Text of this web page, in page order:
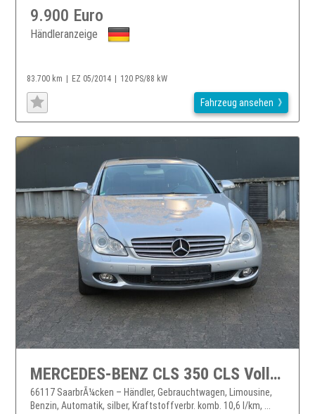
9.900 Euro
Händleranzeige
83.700 km EZ 05/2014 120 PS/88 kW
Fahrzeug ansehen
MERCEDES-BENZ CLS 350 CLS Vollausstattung TÜV 07.2027
66117 SaarbrÃ¼cken – Händler, Gebrauchtwagen, Limousine,
Benzin, Automatik, silber, Kraftstoffverbr. komb. 10,6 l/km, ...